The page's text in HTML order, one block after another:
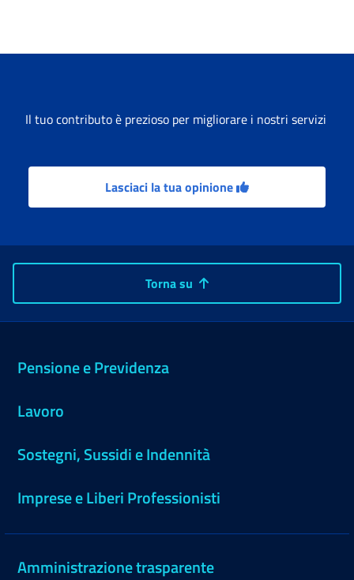
Il tuo contributo è prezioso per migliorare i nostri servizi
Lasciaci la tua opinione
Torna su
Pensione e Previdenza
Lavoro
Sostegni, Sussidi e Indennità
Imprese e Liberi Professionisti
Amministrazione trasparente